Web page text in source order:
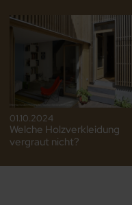
01.10.2024
Welche Holzverkleidung
vergraut nicht?